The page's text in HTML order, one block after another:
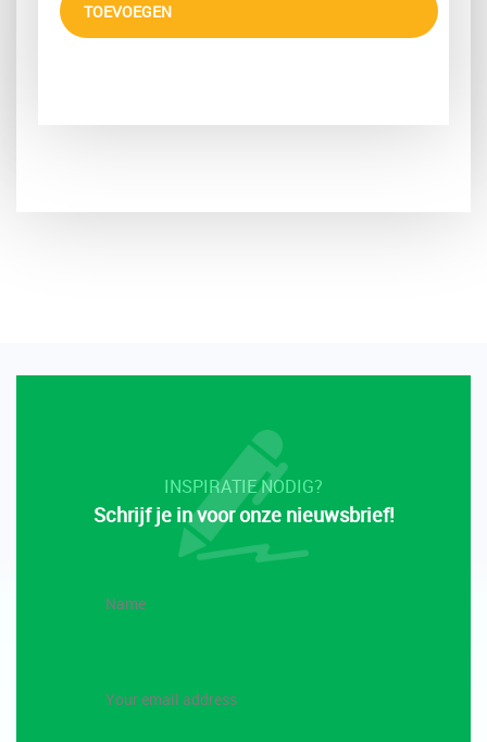
TOEVOEGEN
INSPIRATIE NODIG?
Schrijf je in voor onze nieuwsbrief!